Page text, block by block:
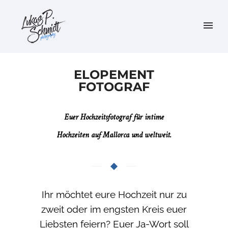
ELOPEMENT
FOTOGRAF
Euer Hochzeitsfotograf für intime
Hochzeiten auf Mallorca und weltweit.
Ihr möchtet eure Hochzeit nur zu
zweit oder im engsten Kreis euer
Liebsten feiern? Euer Ja-Wort soll